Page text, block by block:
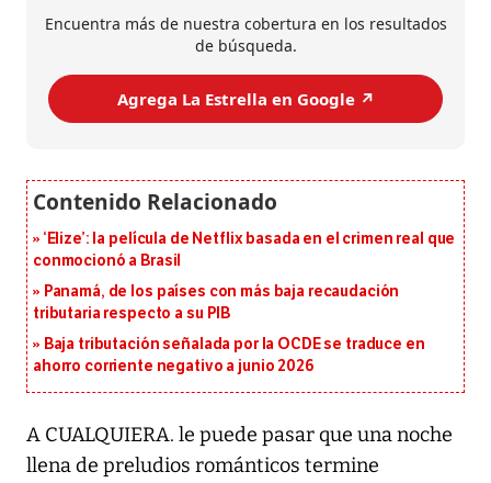
Encuentra más de nuestra cobertura en los resultados
de búsqueda.
Agrega La Estrella en Google ↗️
‘Elize’: la película de Netflix basada en el crimen real que
conmocionó a Brasil
Panamá, de los países con más baja recaudación
tributaria respecto a su PIB
Baja tributación señalada por la OCDE se traduce en
ahorro corriente negativo a junio 2026
A CUALQUIERA. le puede pasar que una noche
llena de preludios románticos termine